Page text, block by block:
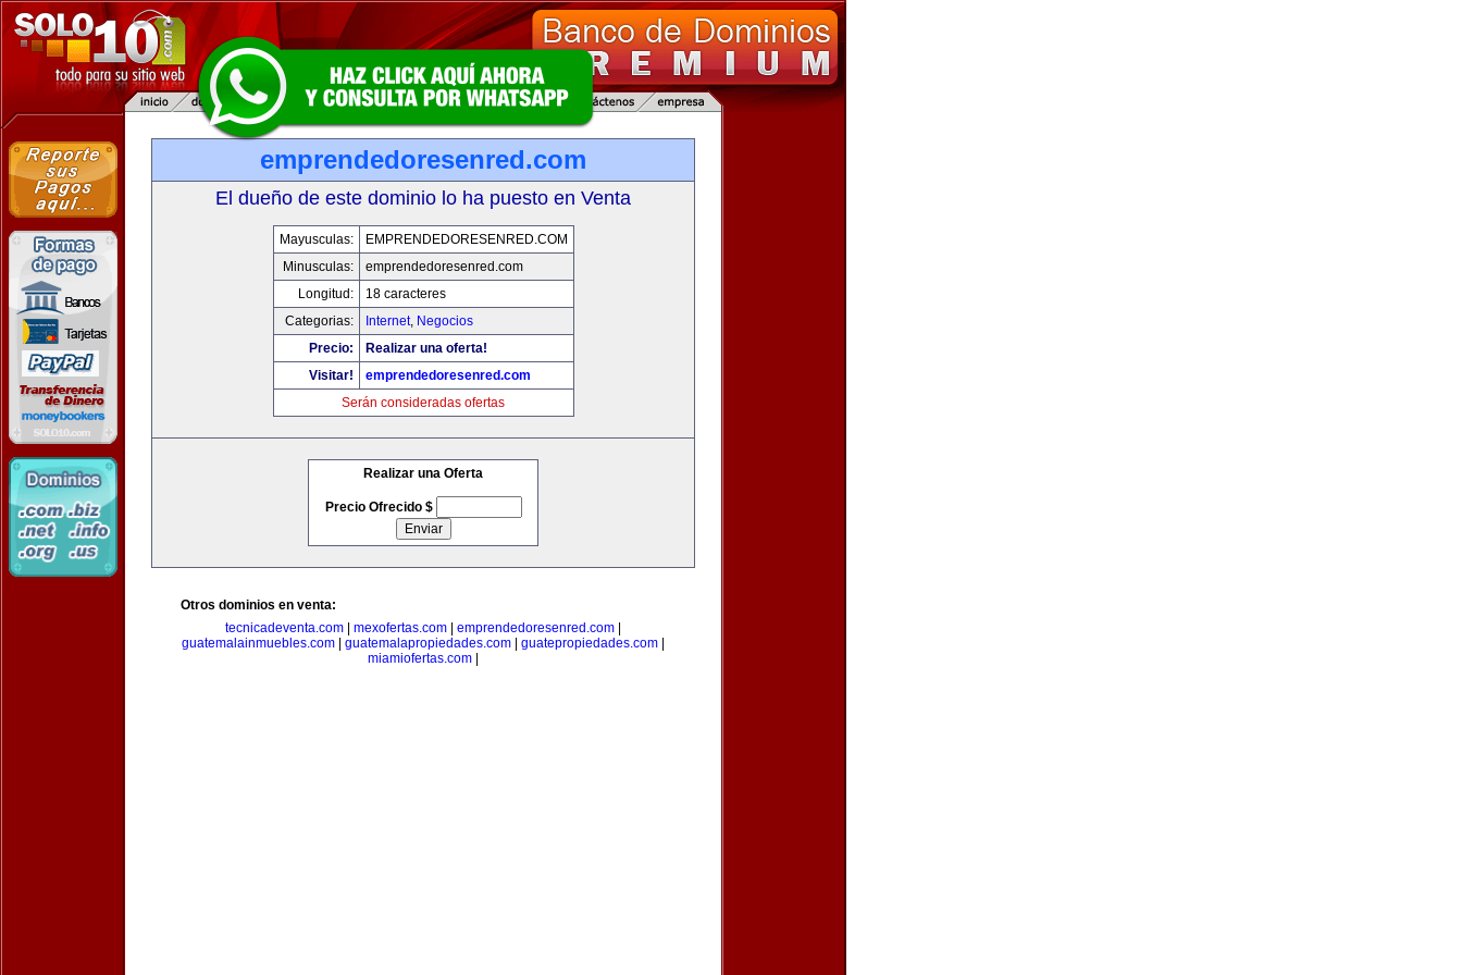
emprendedoresenred.com
El dueño de este dominio lo ha puesto en Venta
Mayusculas:
EMPRENDEDORESENRED.COM
Minusculas:
emprendedoresenred.com
Longitud:
18 caracteres
Categorias:
Internet, Negocios
Precio:
Realizar una oferta!
Visitar!
emprendedoresenred.com
Serán consideradas ofertas
Realizar una Oferta
Precio Ofrecido $
Otros dominios en venta:
tecnicadeventa.com
mexofertas.com emprendedoresenred.com
guatemalainmuebles.com
guatemalapropiedades.com guatepropiedades.com
miamiofertas.com